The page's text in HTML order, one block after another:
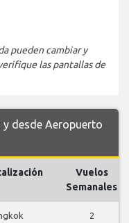
pueden cambiar y
las pantallas de
y desde Aeropuerto
Vuelos
Semanales
2